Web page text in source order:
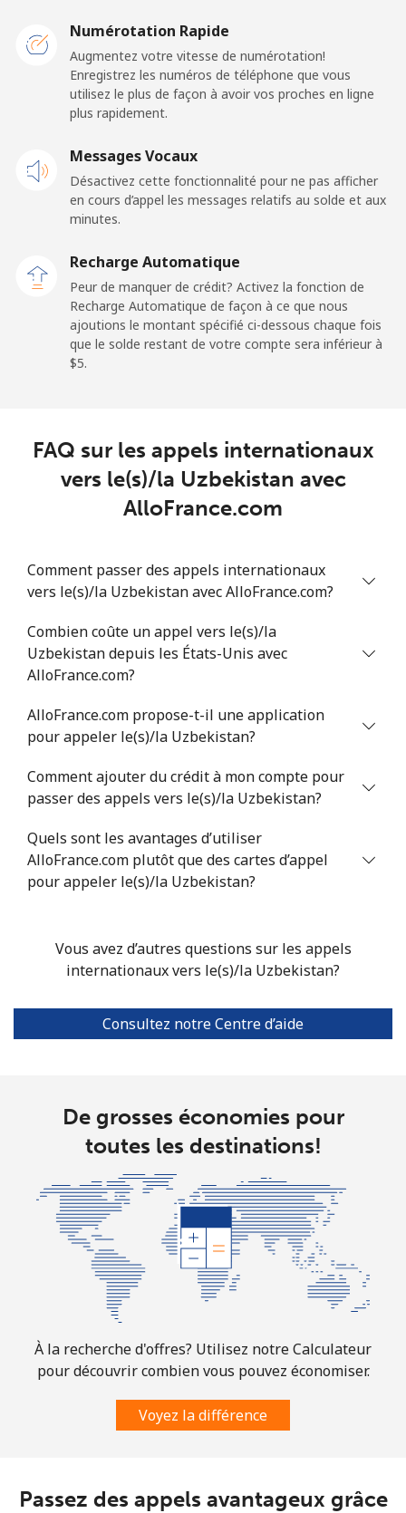
Premium ⁦57.9¢⁩ 8 min pour ⁦$5⁩
United States
All country ⁦1.5¢⁩
⁦$5⁩
Uruguay
Ligne fixe
⁦33.9¢⁩ 14 min pour ⁦$5⁩ ⁦8¢⁩
Montevideo
All country ⁦23.5¢⁩ 21 min pour ⁦$5⁩ -
Uzbekistan
Mobile ⁦23.5¢⁩ 21 min pour ⁦$5⁩
Tashkent ⁦21.9¢⁩ 22 min pour ⁦$5⁩
Numérotation Rapide
Augmentez votre vitesse de numérotation!
Enregistrez les numéros de téléphone que vous
utilisez le plus de façon à avoir vos proches en ligne
plus rapidement.
Messages Vocaux
Désactivez cette fonctionnalité pour ne pas afficher
en cours d’appel les messages relatifs au solde et aux
minutes.
Recharge Automatique
Peur de manquer de crédit? Activez la fonction de
Recharge Automatique de façon à ce que nous
ajoutions le montant spécifié ci-dessous chaque fois
que le solde restant de votre compte sera inférieur à
⁦$5⁩.
FAQ sur les appels internationaux
vers le(s)/la Uzbekistan avec
AlloFrance.com
Comment passer des appels internationaux
vers le(s)/la Uzbekistan avec AlloFrance.com?
Combien coûte un appel vers le(s)/la
Uzbekistan depuis les États-Unis avec
AlloFrance.com?
AlloFrance.com propose-t-il une application
pour appeler le(s)/la Uzbekistan?
Comment ajouter du crédit à mon compte pour
passer des appels vers le(s)/la Uzbekistan?
Quels sont les avantages d’utiliser
AlloFrance.com plutôt que des cartes d’appel
pour appeler le(s)/la Uzbekistan?
Vous avez d’autres questions sur les appels
internationaux vers le(s)/la Uzbekistan?
Consultez notre Centre d’aide
De grosses économies pour
toutes les destinations!
À la recherche d'offres? Utilisez notre Calculateur
pour découvrir combien vous pouvez économiser.
Voyez la différence
Passez des appels avantageux grâce